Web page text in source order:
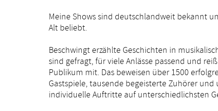
Meine Shows sind deutschlandweit bekannt
Alt beliebt.
Beschwingt erzählte Geschichten in
sind gefragt, für viele Anlässe passend und
Publikum mit. Das beweisen über 1500
Gastspiele, tausende begeisterte Zuhörer und
individuelle Auftritte auf unterschiedlichsten